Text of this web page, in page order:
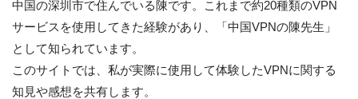
中国の深圳市で住んでいる陳です。これまで約20種類のVPN
サービスを使用してきた経験があり、「中国VPNの陳先生」
として知られています。
このサイトでは、私が実際に使用して体験したVPNに関する
知見や感想を共有します。